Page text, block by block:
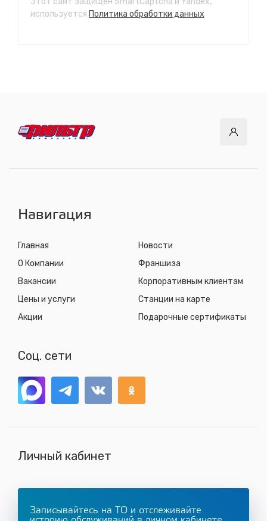
СТО "Ново-Ленино"
ул. Розы Люксембург, 97
с 8.00 до 22.30, без выходных
используется Политика обработки данных
Навигация
Главная
О Компании
Вакансии
Цены и услуги
Акции
Новости
Франшиза
Корпоративным клиентам
Станции на карте
Подарочные сертификаты
Соц. сети
Личный кабинет
Записывайтесь на ТО и отслеживайте